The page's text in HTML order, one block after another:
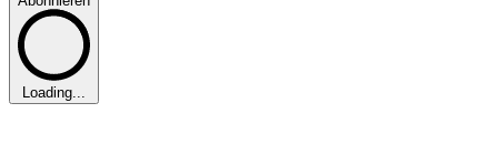
Loading...